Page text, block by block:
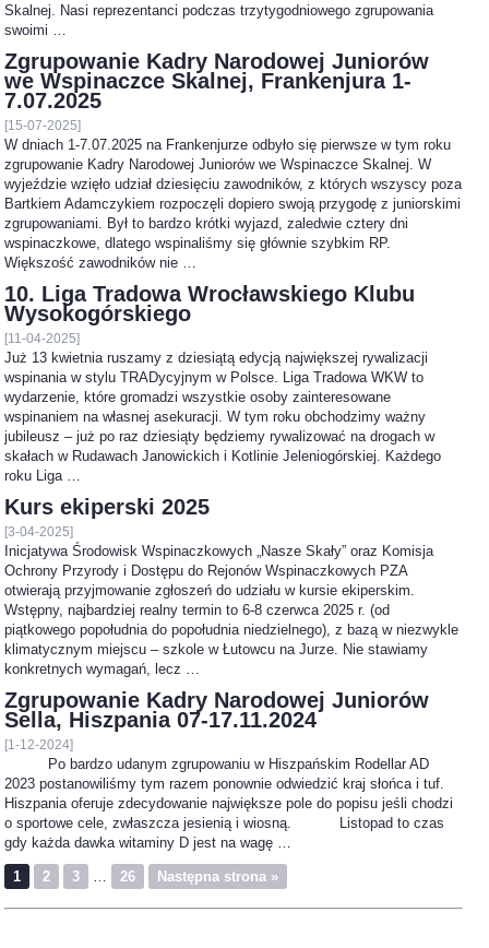
Skalnej. Nasi reprezentanci podczas trzytygodniowego zgrupowania
swoimi …
Zgrupowanie Kadry Narodowej Juniorów
we Wspinaczce Skalnej, Frankenjura 1-
7.07.2025
[15-07-2025]
W dniach 1-7.07.2025 na Frankenjurze odbyło się pierwsze w tym roku
zgrupowanie Kadry Narodowej Juniorów we Wspinaczce Skalnej. W
wyjeździe wzięło udział dziesięciu zawodników, z których wszyscy poza
Bartkiem Adamczykiem rozpoczęli dopiero swoją przygodę z juniorskimi
zgrupowaniami. Był to bardzo krótki wyjazd, zaledwie cztery dni
wspinaczkowe, dlatego wspinaliśmy się głównie szybkim RP.
Większość zawodników nie …
10. Liga Tradowa Wrocławskiego Klubu
Wysokogórskiego
[11-04-2025]
Już 13 kwietnia ruszamy z dziesiątą edycją największej rywalizacji
wspinania w stylu TRADycyjnym w Polsce. Liga Tradowa WKW to
wydarzenie, które gromadzi wszystkie osoby zainteresowane
wspinaniem na własnej asekuracji. W tym roku obchodzimy ważny
jubileusz – już po raz dziesiąty będziemy rywalizować na drogach w
skałach w Rudawach Janowickich i Kotlinie Jeleniogórskiej. Każdego
roku Liga …
Kurs ekiperski 2025
[3-04-2025]
Inicjatywa Środowisk Wspinaczkowych „Nasze Skały” oraz Komisja
Ochrony Przyrody i Dostępu do Rejonów Wspinaczkowych PZA
otwierają przyjmowanie zgłoszeń do udziału w kursie ekiperskim.
Wstępny, najbardziej realny termin to 6-8 czerwca 2025 r. (od
piątkowego popołudnia do popołudnia niedzielnego), z bazą w niezwykle
klimatycznym miejscu – szkole w Łutowcu na Jurze. Nie stawiamy
konkretnych wymagań, lecz …
Zgrupowanie Kadry Narodowej Juniorów
Sella, Hiszpania 07-17.11.2024
[1-12-2024]
Po bardzo udanym zgrupowaniu w Hiszpańskim Rodellar AD
2023 postanowiliśmy tym razem ponownie odwiedzić kraj słońca i tuf.
Hiszpania oferuje zdecydowanie największe pole do popisu jeśli chodzi
o sportowe cele, zwłaszcza jesienią i wiosną. Listopad to czas
gdy każda dawka witaminy D jest na wagę …
1 2 3 26 Następna strona »